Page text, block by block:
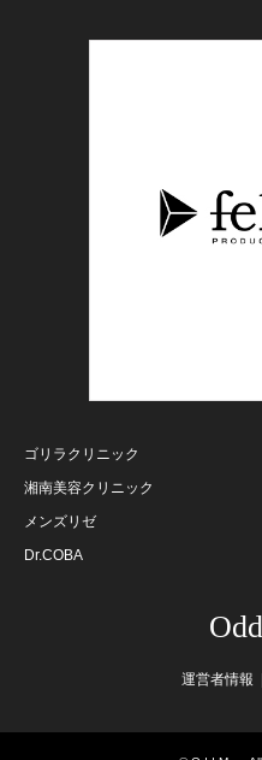
ゴリラクリニック
湘南美容クリニック
メンズリゼ
Dr.COBA
運営者情報